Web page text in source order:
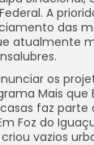
A
das
atualmente
os
Mais que
faz parte
Foz do
vazios